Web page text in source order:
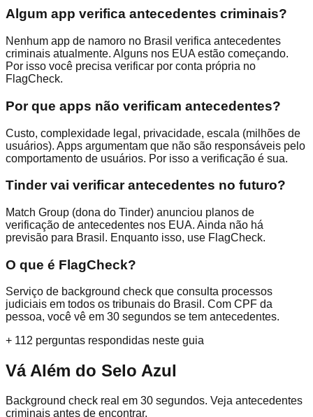
Algum app verifica antecedentes criminais?
Nenhum app de namoro no Brasil verifica antecedentes
criminais atualmente. Alguns nos EUA estão começando.
Por isso você precisa verificar por conta própria no
FlagCheck.
Por que apps não verificam antecedentes?
Custo, complexidade legal, privacidade, escala (milhões de
usuários). Apps argumentam que não são responsáveis pelo
comportamento de usuários. Por isso a verificação é sua.
Tinder vai verificar antecedentes no futuro?
Match Group (dona do Tinder) anunciou planos de
verificação de antecedentes nos EUA. Ainda não há
previsão para Brasil. Enquanto isso, use FlagCheck.
O que é FlagCheck?
Serviço de background check que consulta processos
judiciais em todos os tribunais do Brasil. Com CPF da
pessoa, você vê em 30 segundos se tem antecedentes.
+ 112 perguntas respondidas neste guia
Vá Além do Selo Azul
Background check real em 30 segundos. Veja antecedentes
criminais antes de encontrar.